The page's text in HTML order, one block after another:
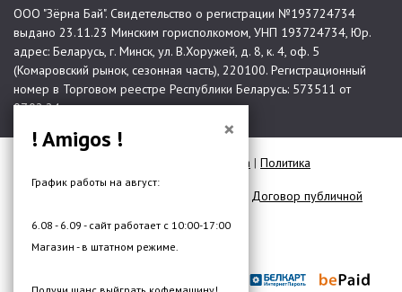
ООО "Зёрна Бай". Свидетельство о регистрации №193724734
выдано 23.11.23 Минским горисполкомом, УНП 193724734, Юр.
адрес: Беларусь, г. Минск, ул. В.Хоружей, д. 8, к. 4, оф. 5
(Комаровский рынок, сезонная часть), 220100. Регистрационный
номер в Торговом реестре Республики Беларусь: 573511 от
07.02.24.
Карта сайта | Политика
конфиденциальности
Договор публичной
Разработка сайта —DMW.BY
×
! Amigos !
График работы на август:
6.08 - 6.09 - сайт работает с 10:00-17:00
Магазин - в штатном режиме.